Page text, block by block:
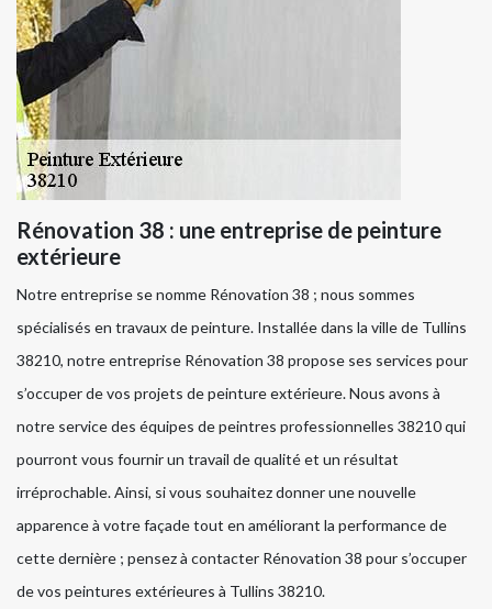
Rénovation 38 : une entreprise de peinture
extérieure
Notre entreprise se nomme Rénovation 38 ; nous sommes
spécialisés en travaux de peinture. Installée dans la ville de Tullins
38210, notre entreprise Rénovation 38 propose ses services pour
s’occuper de vos projets de peinture extérieure. Nous avons à
notre service des équipes de peintres professionnelles 38210 qui
pourront vous fournir un travail de qualité et un résultat
irréprochable. Ainsi, si vous souhaitez donner une nouvelle
apparence à votre façade tout en améliorant la performance de
cette dernière ; pensez à contacter Rénovation 38 pour s’occuper
de vos peintures extérieures à Tullins 38210.